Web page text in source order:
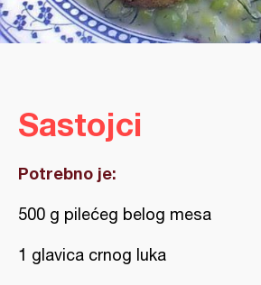
Sastojci
Potrebno je:
500 g pilećeg belog mesa
1 glavica crnog luka